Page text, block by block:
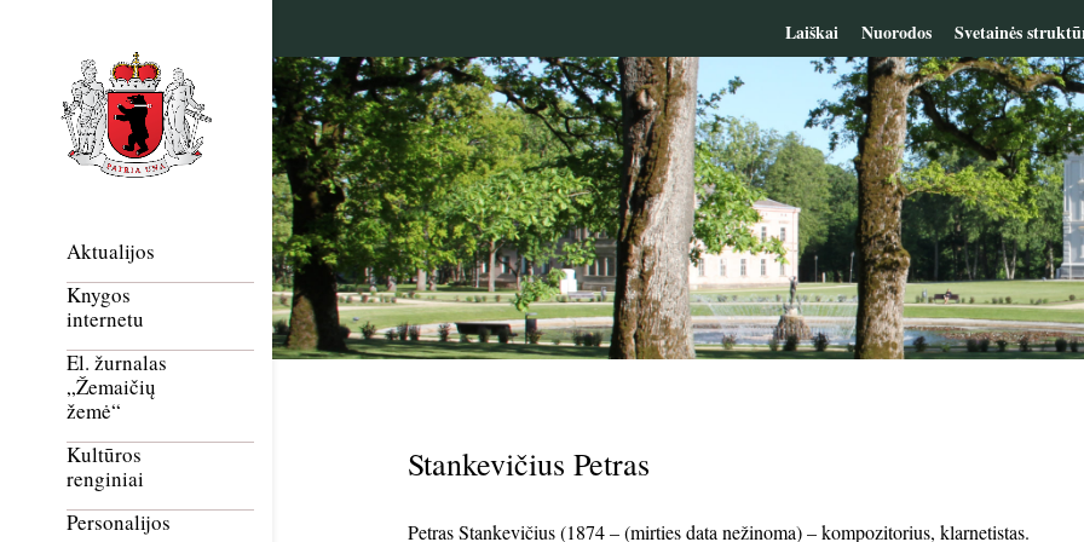
Laiškai Nuorodos Svetainės
Aktualijos
Knygos
internetu
El. žurnalas
„Žemaičių
žemė“
Kultūros
renginiai
Personalijos
Stankevičius Petras
Petras Stankevičius (1874 – (mirties data nežinoma) – kompozitorius, klarnetistas.